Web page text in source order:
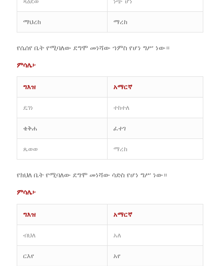
ማህረከ ማረከ
የሴሰየ ቤት የሚባለው ደግሞ መነሻው ኀምስ የሆነ ግሥ ነው።
ምሳሌ፦
ግእዝ አማርኛ
ዴገነ ተከተለ
ቄቅሐ ፈተገ
ጼወወ ማረከ
የክህለ ቤት የሚባለው ደግሞ መነሻው ሳድስ የሆነ ግሥ ነው።
ምሳሌ፦
ግእዝ አማርኛ
ብህለ አለ
ርእየ አየ